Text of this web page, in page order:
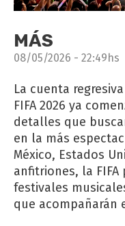
MÁS
08/05/2026 - 22:49hs
La cuenta
FIFA 2026 ya
detalles que
en la más
México, Estados
anfitriones, la
festivales
que acompañarán